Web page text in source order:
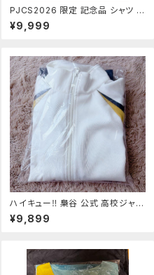
PJCS2026 限定 記念品 シャツ X
L
¥9,999
ハイキュー‼︎ 梟谷 公式 高校ジャー
ジ
¥9,899